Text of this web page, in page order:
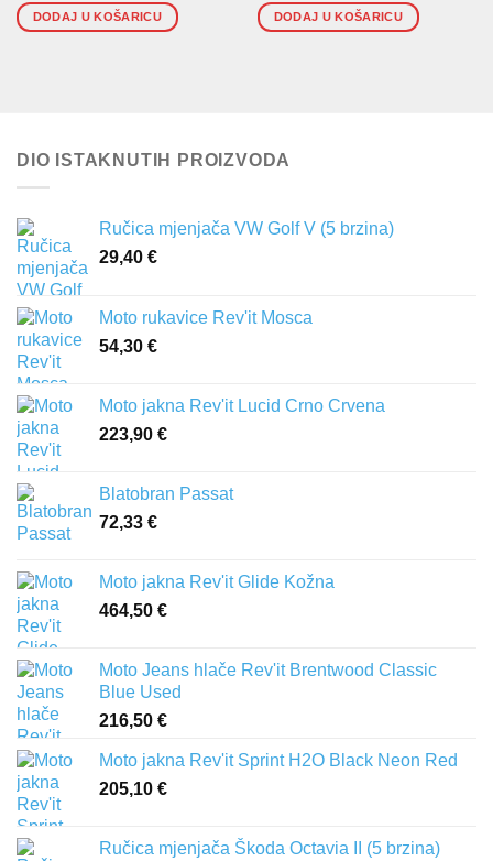
DODAJ U KOŠARICU DODAJ U KOŠARICU
DIO ISTAKNUTIH PROIZVODA
Ručica mjenjača VW Golf V (5 brzina)
29,40 €
Moto rukavice Rev'it Mosca
54,30 €
Moto jakna Rev'it Lucid Crno Crvena
223,90 €
Blatobran Passat
72,33 €
Moto jakna Rev'it Glide Kožna
464,50 €
Moto Jeans hlače Rev'it Brentwood Classic
Blue Used
216,50 €
Moto jakna Rev'it Sprint H2O Black Neon Red
205,10 €
Ručica mjenjača Škoda Octavia II (5 brzina)